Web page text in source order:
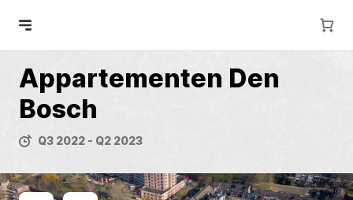
Appartementen Den
Bosch
Q3 2022 - Q2 2023